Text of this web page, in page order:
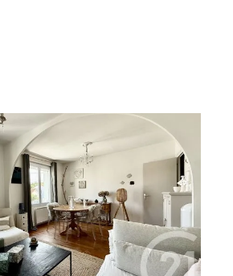
17
F3 à vendre
€
Neuf, Situé au 1er et dernier